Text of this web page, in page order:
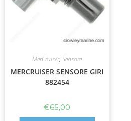
MerCruiser,Sensore
MERCRUISER SENSORE GIRI
882454
€65,00